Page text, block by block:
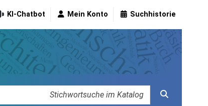
KI-Chatbot Mein Konto Suchhistorie